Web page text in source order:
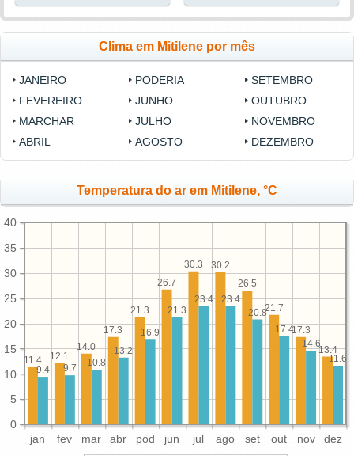
Clima em Mitilene por mês
JANEIRO
FEVEREIRO
MARCHAR
ABRIL
PODERIA
JUNHO
JULHO
AGOSTO
SETEMBRO
OUTUBRO
NOVEMBRO
DEZEMBRO
Temperatura do ar em Mitilene, °C
jan fev mar abr pod jun jul ago set out nov dez
0
5
10
15
20
25
30
35
40
13.4
17.3
21.7
26.5
30.2
30.3
26.7
21.3
17.3
14.0
12.1
11.4 11.6
14.6
17.4
20.8
23.4
23.4
21.3
16.9
13.2
10.8
9.7
9.4